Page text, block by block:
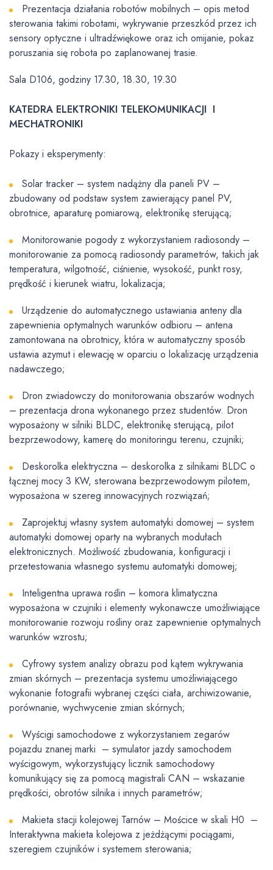
Prezentacja działania robotów mobilnych – opis metod
sterowania takimi robotami, wykrywanie przeszkód przez ich
sensory optyczne i ultradźwiękowe oraz ich omijanie, pokaz
poruszania się robota po zaplanowanej trasie.
Sala D106, godziny 17.30, 18.30, 19.30
KATEDRA ELEKTRONIKI TELEKOMUNIKACJI I
MECHATRONIKI
Pokazy i eksperymenty:
Solar tracker – system nadążny dla paneli PV –
zbudowany od podstaw system zawierający panel PV,
obrotnice, aparaturę pomiarową, elektronikę sterującą;
Monitorowanie pogody z wykorzystaniem radiosondy –
monitorowanie za pomocą radiosondy parametrów, takich jak
temperatura, wilgotność, ciśnienie, wysokość, punkt rosy,
prędkość i kierunek wiatru, lokalizacja;
Urządzenie do automatycznego ustawiania anteny dla
zapewnienia optymalnych warunków odbioru – antena
zamontowana na obrotnicy, która w automatyczny sposób
ustawia azymut i elewację w oparciu o lokalizację urządzenia
nadawczego;
Dron zwiadowczy do monitorowania obszarów wodnych
– prezentacja drona wykonanego przez studentów. Dron
wyposażony w silniki BLDC, elektronikę sterującą, pilot
bezprzewodowy, kamerę do monitoringu terenu, czujniki;
Deskorolka elektryczna – deskorolka z silnikami BLDC o
łącznej mocy 3 KW, sterowana bezprzewodowym pilotem,
wyposażona w szereg innowacyjnych rozwiązań;
Zaprojektuj własny system automatyki domowej – system
automatyki domowej oparty na wybranych modułach
elektronicznych. Możliwość zbudowania, konfiguracji i
przetestowania własnego systemu automatyki domowej;
Inteligentna uprawa roślin – komora klimatyczna
wyposażona w czujniki i elementy wykonawcze umożliwiające
monitorowanie rozwoju rośliny oraz zapewnienie optymalnych
warunków wzrostu;
Cyfrowy system analizy obrazu pod kątem wykrywania
zmian skórnych – prezentacja systemu umożliwiającego
wykonanie fotografii wybranej części ciała, archiwizowanie,
porównanie, wychwycenie zmian skórnych;
Wyścigi samochodowe z wykorzystaniem zegarów
pojazdu znanej marki – symulator jazdy samochodem
wyścigowym, wykorzystujący licznik samochodowy
komunikujący się za pomocą magistrali CAN – wskazanie
prędkości, obrotów silnika i innych parametrów;
Makieta stacji kolejowej Tarnów – Mościce w skali H0 –
Interaktywna makieta kolejowa z jeżdżącymi pociągami,
szeregiem czujników i systemem sterowania;